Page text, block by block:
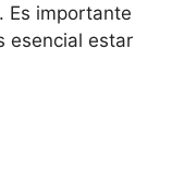
Es importante
esencial estar